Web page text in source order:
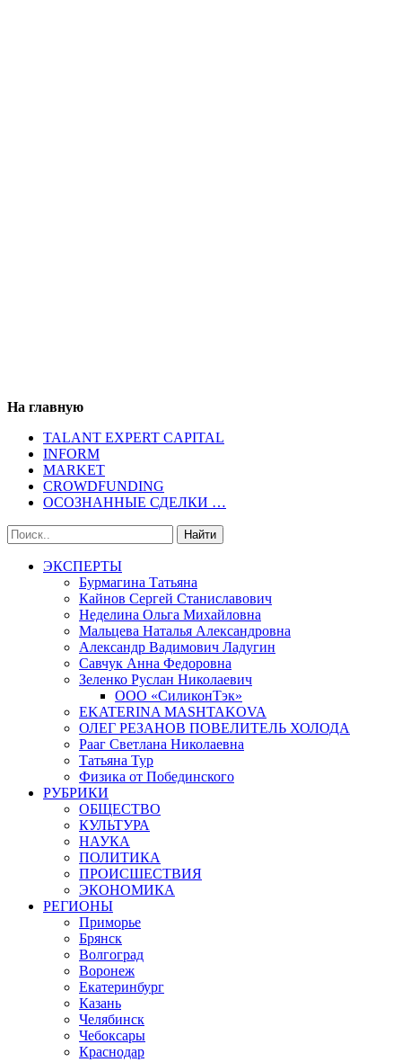
На главную
TALANT EXPERT CAPITAL
INFORM
MARKET
CROWDFUNDING
ОСОЗНАННЫЕ СДЕЛКИ …
ЭКСПЕРТЫ
Бурмагина Татьяна
Кайнов Сергей Станиславович
Неделина Ольга Михайловна
Мальцева Наталья Александровна
Александр Вадимович Ладугин
Савчук Анна Федоровна
Зеленко Руслан Николаевич
ООО «СиликонТэк»
EKATERINA MASHTAKOVA
ОЛЕГ РЕЗАНОВ ПОВЕЛИТЕЛЬ ХОЛОДА
Рааг Светлана Николаевна
Татьяна Тур
Физика от Побединского
РУБРИКИ
ОБЩЕСТВО
КУЛЬТУРА
НАУКА
ПОЛИТИКА
ПРОИСШЕСТВИЯ
ЭКОНОМИКА
РЕГИОНЫ
Приморье
Брянск
Волгоград
Воронеж
Екатеринбург
Казань
Челябинск
Чебоксары
Краснодар